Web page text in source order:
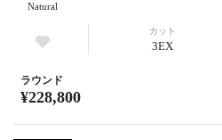
Natural
カット
3EX
ラウンド
¥228,800